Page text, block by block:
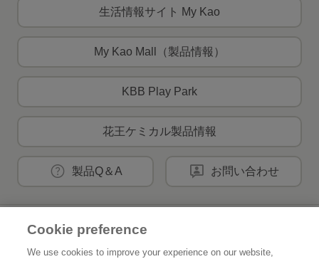
生活情報サイト My Kao
My Kao Mall（製品情報）
KBB Play Park
花王ケミカル製品情報
製品Q＆A お問い合わせ
花王公式SNSアカウント
Cookie preference
We use cookies to improve your experience on our website,